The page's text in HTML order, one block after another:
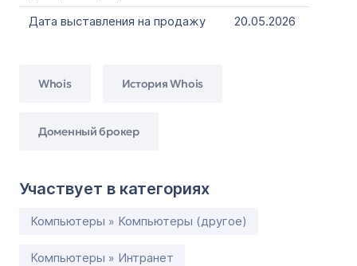
Дата выставления на продажу
20.05.2026
Whois История Whois
Доменный брокер
Участвует в категориях
Компьютеры » Компьютеры (другое)
Компьютеры » Интранет